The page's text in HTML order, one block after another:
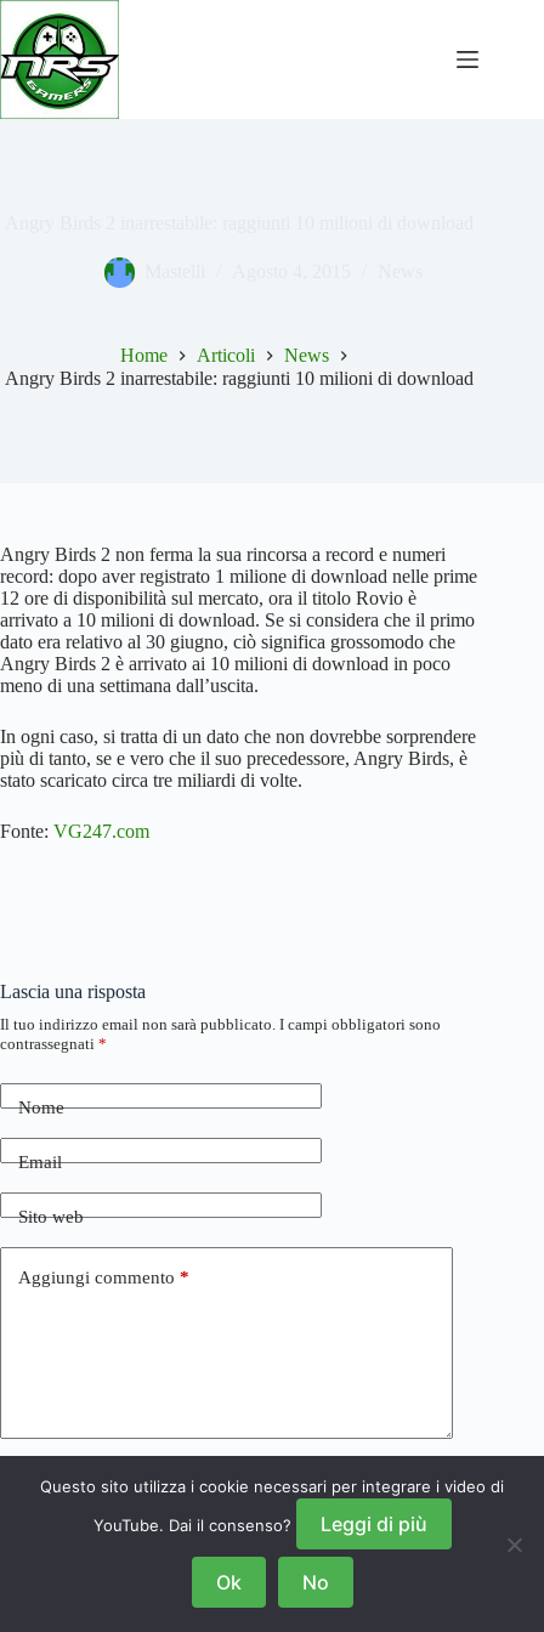
Salta
contenuto
Home Articoli
News
Angry Birds 2 inarrestabile: raggiunti 10 milioni di download
Angry Birds 2 non ferma la sua rincorsa a record e numeri
record: dopo aver registrato 1 milione di download nelle prime
12 ore di disponibilità sul mercato, ora il titolo Rovio è
arrivato a 10 milioni di download. Se si considera che il primo
dato era relativo al 30 giugno, ciò significa grossomodo che
Angry Birds 2 è arrivato ai 10 milioni di download in poco
meno di una settimana dall’uscita.
In ogni caso, si tratta di un dato che non dovrebbe sorprendere
più di tanto, se e vero che il suo precedessore, Angry Birds, è
stato scaricato circa tre miliardi di volte.
Fonte: VG247.com
Lascia una risposta
Il tuo indirizzo email non sarà pubblicato. I campi obbligatori sono
contrassegnati *
Nome
Email
Sito web
Aggiungi commento *
Invia commento
Questo sito utilizza i cookie necessari per integrare i video di
YouTube. Dai il consenso?
Leggi di più
Ok No